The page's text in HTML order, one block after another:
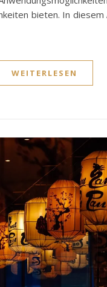
bieten. In
WEITERLESEN